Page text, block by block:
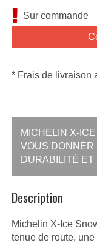
Sur commande
* Frais de livraison
MICHELIN X-
VOUS DONNER
DURABILITÉ
Description
Michelin X-Ice
tenue de route,